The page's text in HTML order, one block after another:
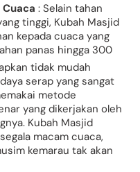
Cuaca : Selain tahan
tinggi, Kubah Masjid
kepada cuaca yang
panas hingga 300
tidak mudah
serap yang sangat
metode
yang dikerjakan oleh
Kubah Masjid
macam cuaca,
kemarau tak akan